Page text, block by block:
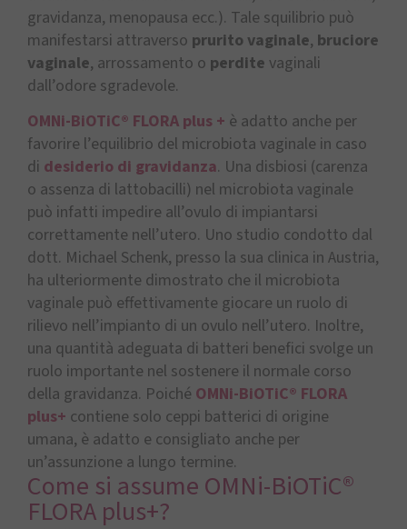
gravidanza, menopausa ecc.). Tale squilibrio può
manifestarsi attraverso prurito vaginale, bruciore
vaginale, arrossamento o perdite vaginali
dall’odore sgradevole.
OMNi-BiOTiC® FLORA plus + è adatto anche per
favorire l’equilibrio del microbiota vaginale in caso
di desiderio di gravidanza. Una disbiosi (carenza
o assenza di lattobacilli) nel microbiota vaginale
può infatti impedire all’ovulo di impiantarsi
correttamente nell’utero. Uno studio condotto dal
dott. Michael Schenk, presso la sua clinica in Austria,
ha ulteriormente dimostrato che il microbiota
vaginale può effettivamente giocare un ruolo di
rilievo nell’impianto di un ovulo nell’utero. Inoltre,
una quantità adeguata di batteri benefici svolge un
ruolo importante nel sostenere il normale corso
della gravidanza. Poiché OMNi-BiOTiC® FLORA
plus+ contiene solo ceppi batterici di origine
umana, è adatto e consigliato anche per
un’assunzione a lungo termine.
Come si assume OMNi-BiOTiC®
FLORA plus+?